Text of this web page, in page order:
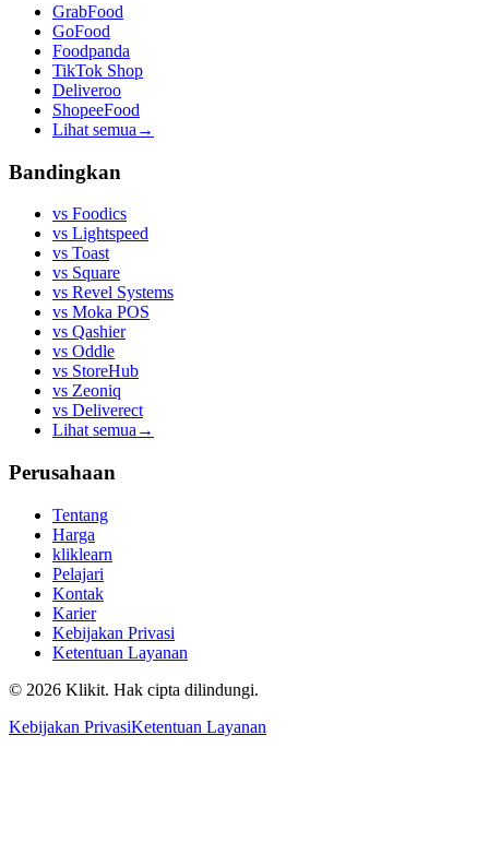
GrabFood
GoFood
Foodpanda
TikTok Shop
Deliveroo
ShopeeFood
Lihat semua →
Bandingkan
vs Foodics
vs Lightspeed
vs Toast
vs Square
vs Revel Systems
vs Moka POS
vs Qashier
vs Oddle
vs StoreHub
vs Zeoniq
vs Deliverect
Lihat semua →
Perusahaan
Tentang
Harga
kliklearn
Pelajari
Kontak
Karier
Kebijakan Privasi
Ketentuan Layanan
© 2026 Klikit. Hak cipta dilindungi.
Kebijakan PrivasiKetentuan Layanan